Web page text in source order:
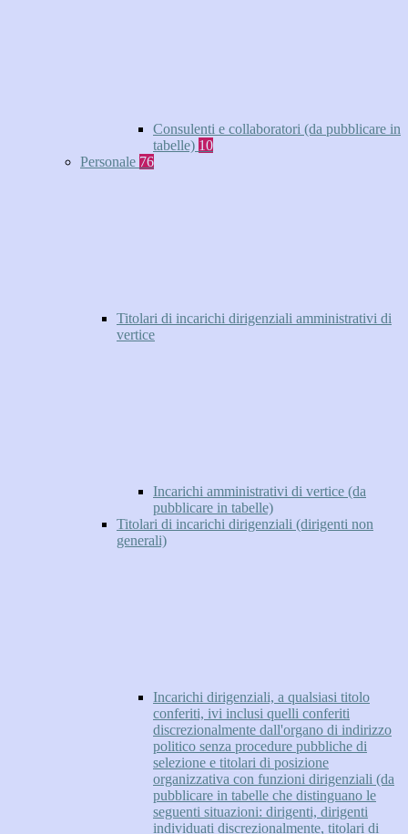
Consulenti e collaboratori (da pubblicare in
tabelle) 10
Personale 76
Titolari di incarichi dirigenziali amministrativi di
vertice
Incarichi amministrativi di vertice (da
pubblicare in tabelle)
Titolari di incarichi dirigenziali (dirigenti non
generali)
Incarichi dirigenziali, a qualsiasi titolo
conferiti, ivi inclusi quelli conferiti
discrezionalmente dall'organo di indirizzo
politico senza procedure pubbliche di
selezione e titolari di posizione
organizzativa con funzioni dirigenziali (da
pubblicare in tabelle che distinguano le
seguenti situazioni: dirigenti, dirigenti
individuati discrezionalmente, titolari di